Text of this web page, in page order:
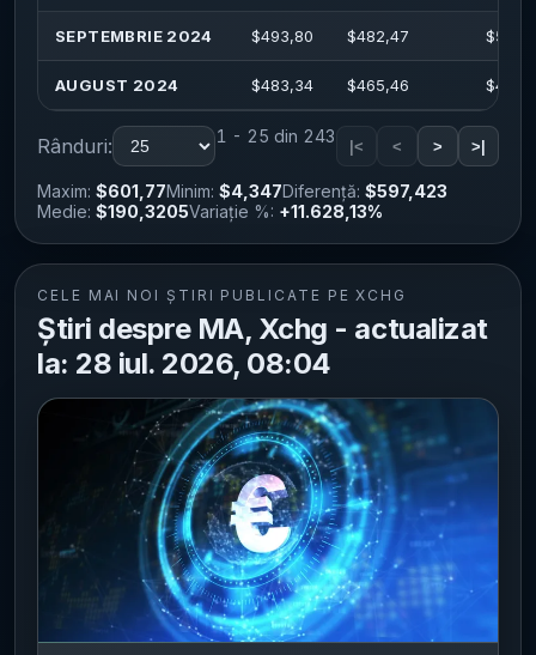
SEPTEMBRIE 2024 $493,80 $482,47 $
AUGUST 2024 $483,34 $465,46 $
Rânduri: 1 - 25 din 243 |< < > >|
Maxim: $601,77Minim: $4,347Diferență: $597,423
Medie: $190,3205Variație %: +11.628,13%
CELE MAI NOI ȘTIRI PUBLICATE PE XCHG
Știri despre MA, Xchg - actualizat
la: 28 iul. 2026, 08:04